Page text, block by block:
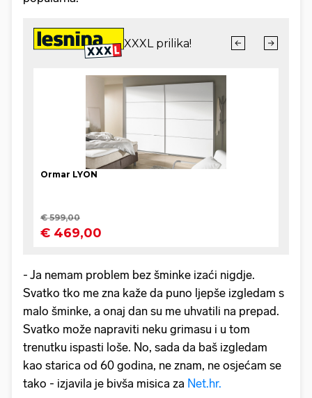
- Ja nemam problem bez šminke izaći nigdje.
Svatko tko me zna kaže da puno ljepše izgledam s
malo šminke, a onaj dan su me uhvatili na prepad.
Svatko može napraviti neku grimasu i u tom
trenutku ispasti loše. No, sada da baš izgledam
kao starica od 60 godina, ne znam, ne osjećam se
tako - izjavila je bivša misica za Net.hr.